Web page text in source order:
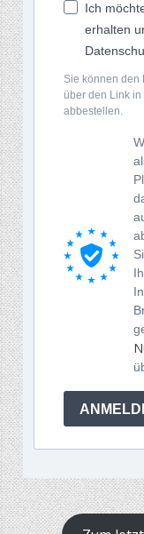
Ich
erhalten
Sie können den
über den Link
abbestellen.